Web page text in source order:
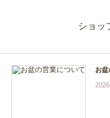
ショッ
お